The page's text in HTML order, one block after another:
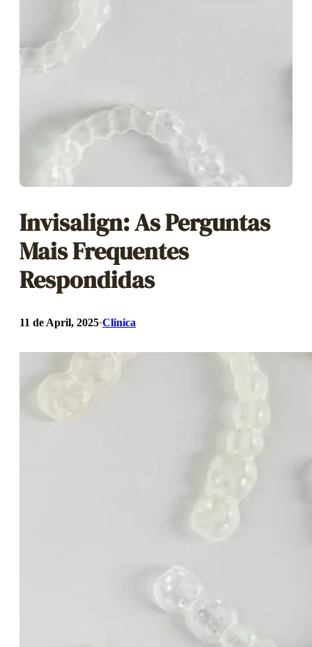
Invisalign: As Perguntas
Mais Frequentes
Respondidas
11 de April, 2025•Clinica